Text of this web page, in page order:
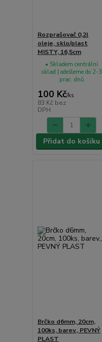
Rozprašovač 0,2l
oleje, sklo/plast
MISTY, 16,5cm
100 Kč/ks
83 Kč bez
DPH
• Skladem centrální
sklad | odešleme do 2-3
prac. dnů
Přidat do košíku
Brčko d6mm, 20cm,
100ks, barev., PEVNÝ
PLAST